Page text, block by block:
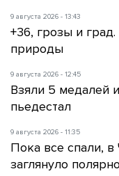
9 августа 2026 - 13:43
+36, грозы и
природы
9 августа 2026 - 12:45
Взяли 5 медалей
пьедестал
9 августа 2026 - 11:35
Пока все спали, в
заглянуло